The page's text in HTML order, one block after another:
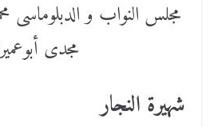
مجلس النواب و الدبلوماسى
مجدى
شهيرة النجار